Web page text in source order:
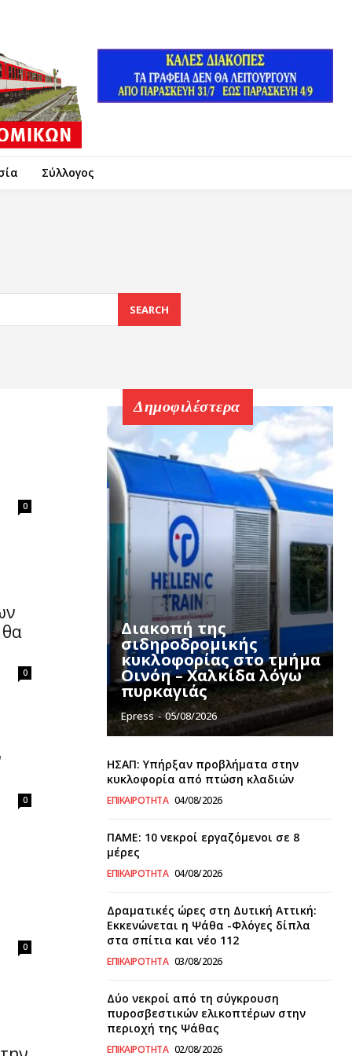
Σύλλογος
SEARCH
0
0
0
0
Δημοφιλέστερα
Διακοπή της
σιδηροδρομικής
κυκλοφορίας στο τμήμα
Οινόη – Χαλκίδα λόγω
πυρκαγιάς
Epress - 05/08/2026
ΗΣΑΠ: Υπήρξαν προβλήματα στην
κυκλοφορία από πτώση κλαδιών
ΕΠΙΚΑΙΡΌΤΗΤΑ 04/08/2026
ΠΑΜΕ: 10 νεκροί εργαζόμενοι σε 8
μέρες
ΕΠΙΚΑΙΡΌΤΗΤΑ 04/08/2026
Δραματικές ώρες στη Δυτική Αττική:
Εκκενώνεται η Ψάθα -Φλόγες δίπλα
στα σπίτια και νέο 112
ΕΠΙΚΑΙΡΌΤΗΤΑ 03/08/2026
Δύο νεκροί από τη σύγκρουση
πυροσβεστικών ελικοπτέρων στην
περιοχή της Ψάθας
ΕΠΙΚΑΙΡΌΤΗΤΑ 02/08/2026